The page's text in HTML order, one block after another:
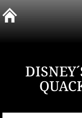
na
obsah